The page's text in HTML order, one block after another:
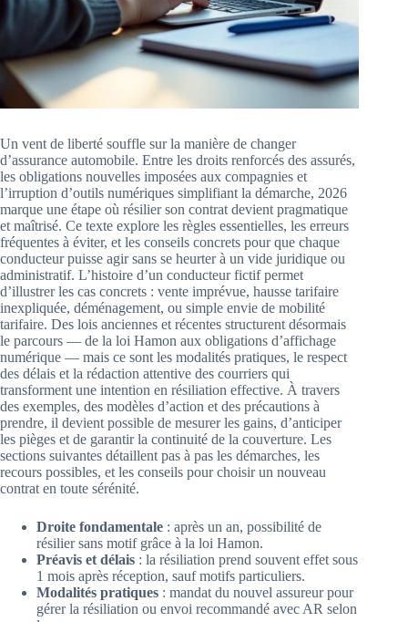
Un vent de liberté souffle sur la manière de changer
d’assurance automobile. Entre les droits renforcés des assurés,
les obligations nouvelles imposées aux compagnies et
l’irruption d’outils numériques simplifiant la démarche, 2026
marque une étape où résilier son contrat devient pragmatique
et maîtrisé. Ce texte explore les règles essentielles, les erreurs
fréquentes à éviter, et les conseils concrets pour que chaque
conducteur puisse agir sans se heurter à un vide juridique ou
administratif. L’histoire d’un conducteur fictif permet
d’illustrer les cas concrets : vente imprévue, hausse tarifaire
inexpliquée, déménagement, ou simple envie de mobilité
tarifaire. Des lois anciennes et récentes structurent désormais
le parcours — de la loi Hamon aux obligations d’affichage
numérique — mais ce sont les modalités pratiques, le respect
des délais et la rédaction attentive des courriers qui
transforment une intention en résiliation effective. À travers
des exemples, des modèles d’action et des précautions à
prendre, il devient possible de mesurer les gains, d’anticiper
les pièges et de garantir la continuité de la couverture. Les
sections suivantes détaillent pas à pas les démarches, les
recours possibles, et les conseils pour choisir un nouveau
contrat en toute sérénité.
Droite fondamentale : après un an, possibilité de
résilier sans motif grâce à la loi Hamon.
Préavis et délais : la résiliation prend souvent effet sous
1 mois après réception, sauf motifs particuliers.
Modalités pratiques : mandat du nouvel assureur pour
gérer la résiliation ou envoi recommandé avec AR selon